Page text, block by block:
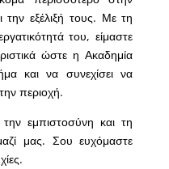
την εξέλιξή τους. Με τη
του, είμαστε
ώστε η Ακαδημία
και να συνεχίσει να
περιοχή.
εμπιστοσύνη και τη
μας. Σου ευχόμαστε